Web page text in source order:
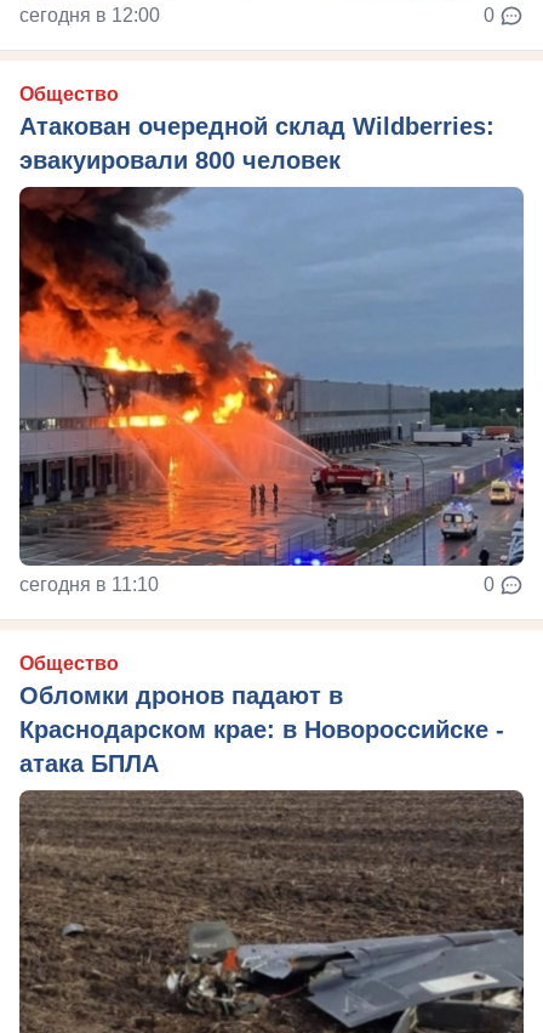
сегодня в 12:00 0
Общество
Атакован очередной склад Wildberries:
эвакуировали 800 человек
сегодня в 11:10 0
Общество
Обломки дронов падают в
Краснодарском крае: в Новороссийске -
атака БПЛА